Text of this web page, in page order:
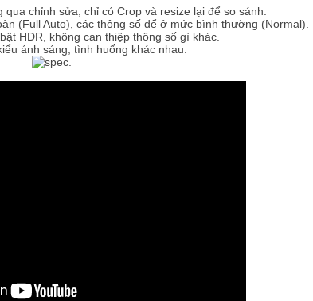
chỉnh sửa, chỉ có Crop và resize lại để so sánh.
(Full Auto), các thông số để ở mức bình thường (Normal).
HDR, không can thiệp thông số gì khác.
ánh sáng, tình huống khác nhau.